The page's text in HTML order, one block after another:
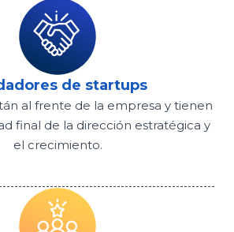
de startups
al frente de la empresa y tienen
final de la dirección estratégica y
el crecimiento.